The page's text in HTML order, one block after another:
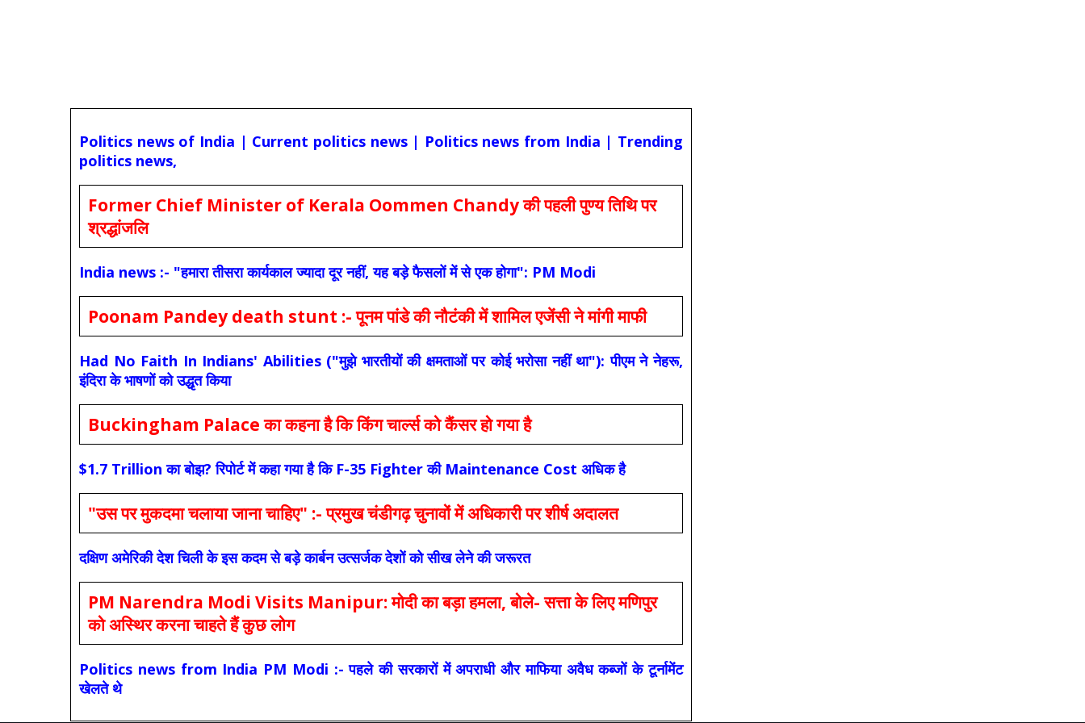
Politics news of India | Current politics news | Politics news from India | Trending
politics news,
Former Chief Minister of Kerala Oommen Chandy की पहली पुण्य तिथि पर
श्रद्धांजलि
India news :- "हमारा तीसरा कार्यकाल ज्यादा दूर नहीं, यह बड़े फैसलों में से एक होगा": PM Modi
Poonam Pandey death stunt :- पूनम पांडे की नौटंकी में शामिल एजेंसी ने मांगी माफी
Had No Faith In Indians' Abilities ("मुझे भारतीयों की क्षमताओं पर कोई भरोसा नहीं था"): पीएम ने नेहरू,
इंदिरा के भाषणों को उद्धृत किया
Buckingham Palace का कहना है कि किंग चार्ल्स को कैंसर हो गया है
$1.7 Trillion का बोझ? रिपोर्ट में कहा गया है कि F-35 Fighter की Maintenance Cost अधिक है
"उस पर मुकदमा चलाया जाना चाहिए" :- प्रमुख चंडीगढ़ चुनावों में अधिकारी पर शीर्ष अदालत
दक्षिण अमेरिकी देश चिली के इस कदम से बड़े कार्बन उत्सर्जक देशों को सीख लेने की जरूरत
PM Narendra Modi Visits Manipur: मोदी का बड़ा हमला, बोले- सत्ता के लिए मणिपुर
को अस्थिर करना चाहते हैं कुछ लोग
Politics news from India PM Modi :- पहले की सरकारों में अपराधी और माफिया अवैध कब्जों के टूर्नामेंट
खेलते थे